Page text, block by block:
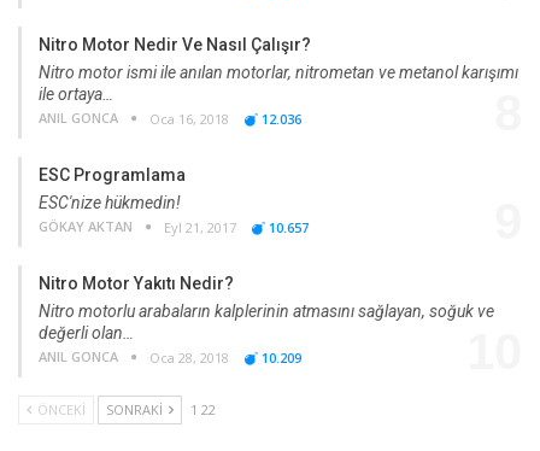
Nitro Motor Nedir Ve Nasıl Çalışır?
Nitro motor ismi ile anılan motorlar, nitrometan ve metanol karışımı
ile ortaya…
ANIL GONCA Oca 16, 2018 12.036
ESC Programlama
ESC'nize hükmedin!
GÖKAY AKTAN Eyl 21, 2017 10.657
Nitro Motor Yakıtı Nedir?
Nitro motorlu arabaların kalplerinin atmasını sağlayan, soğuk ve
değerli olan…
ANIL GONCA Oca 28, 2018 10.209
ÖNCEKI SONRAKI 1 22